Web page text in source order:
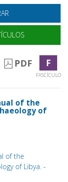
PDF F
FASCÍCULO
of the
of
of the
of Libya. -